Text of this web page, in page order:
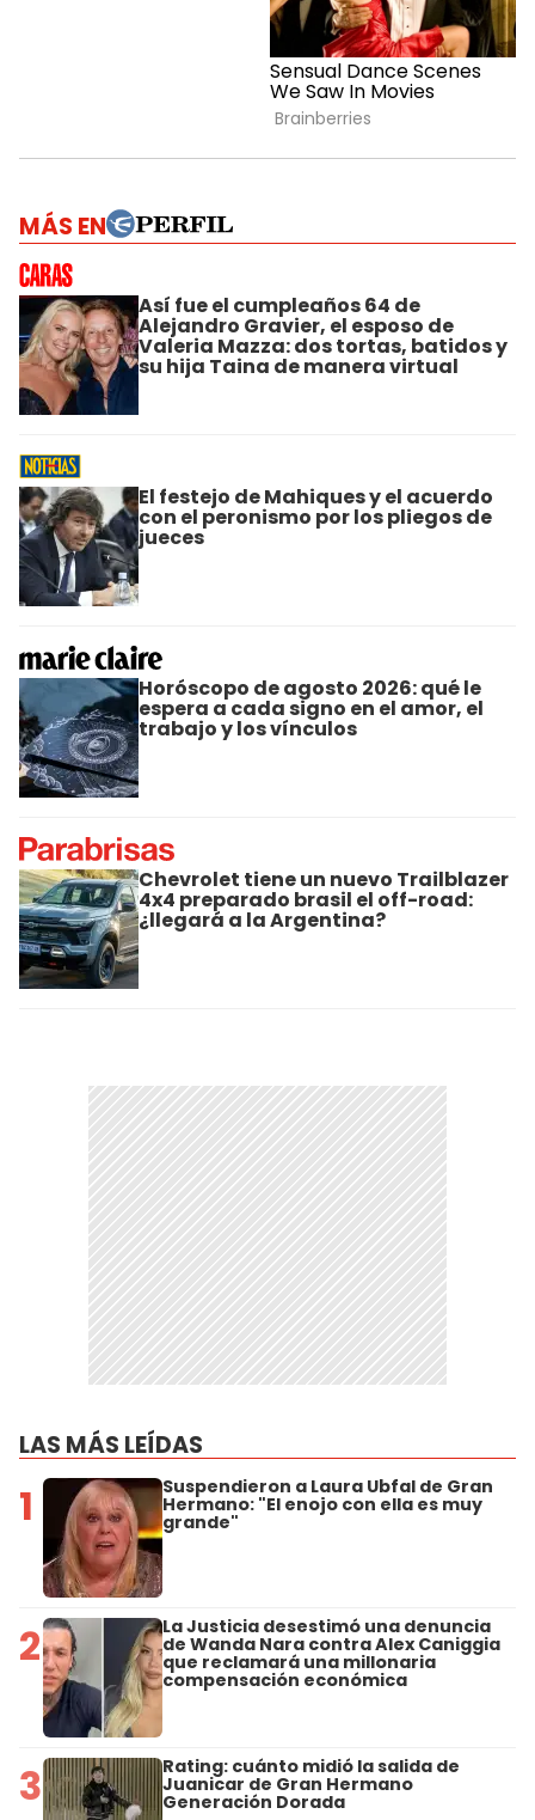
MÁS EN
Así fue el cumpleaños 64 de
Alejandro Gravier, el esposo de
Valeria Mazza: dos tortas, batidos y
su hija Taina de manera virtual
El festejo de Mahiques y el acuerdo
con el peronismo por los pliegos de
jueces
Horóscopo de agosto 2026: qué le
espera a cada signo en el amor, el
trabajo y los vínculos
Chevrolet tiene un nuevo Trailblazer
4x4 preparado brasil el off-road:
¿llegará a la Argentina?
LAS MÁS LEÍDAS
1 Suspendieron a Laura Ubfal de Gran
Hermano: "El enojo con ella es muy
grande"
2 La Justicia desestimó una denuncia
de Wanda Nara contra Alex Caniggia
que reclamará una millonaria
compensación económica
3 Rating: cuánto midió la salida de
Juanicar de Gran Hermano
Generación Dorada